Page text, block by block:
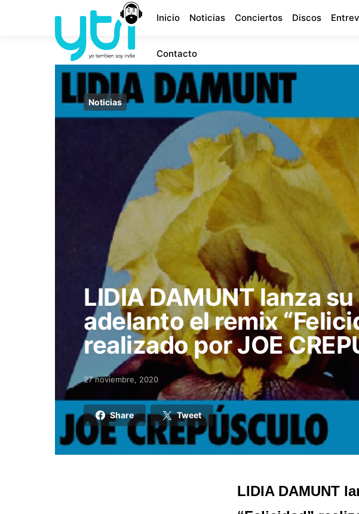
Inicio Noticias Conciertos Discos
Contacto
Noticias
LIDIA DAMUNT lanza
adelanto el remix
realizado por JOE
Posted on
27 noviembre, 2020
Share Tweet
LIDIA DAMUNT